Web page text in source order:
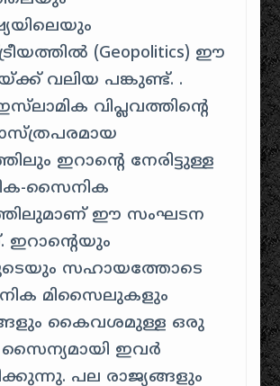
(Geopolitics) ഈ
വലിയ പങ്കുണ്ട്. .
വിപ്ലവത്തിന്റെ
ഇറാന്റെ നേരിട്ടുള്ള
സൈനിക
ഈ സംഘടന
ഇറാന്റെയും
സഹായത്തോടെ
മിസൈലുകളും
കൈവശമുള്ള ഒരു
സൈന്യമായി ഇവർ
പല രാജ്യങ്ങളും